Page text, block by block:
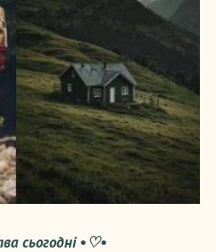
сьогодні •♡•